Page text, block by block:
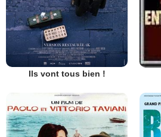
Ils vont tous bien !